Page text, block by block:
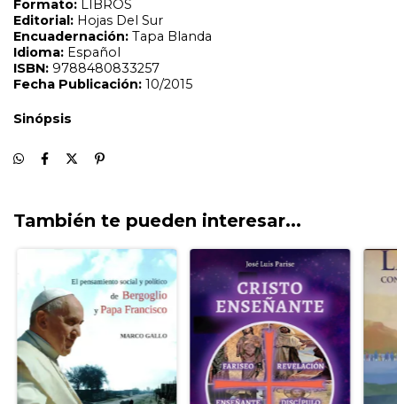
También te pueden interesar...